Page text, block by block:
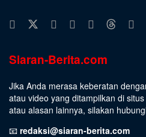
Siaran-Berita.com
Jika Anda merasa keberatan
atau video yang ditampilkan di
atau alasan lainnya, silakan
📧 redaksi@siaran-berita.com